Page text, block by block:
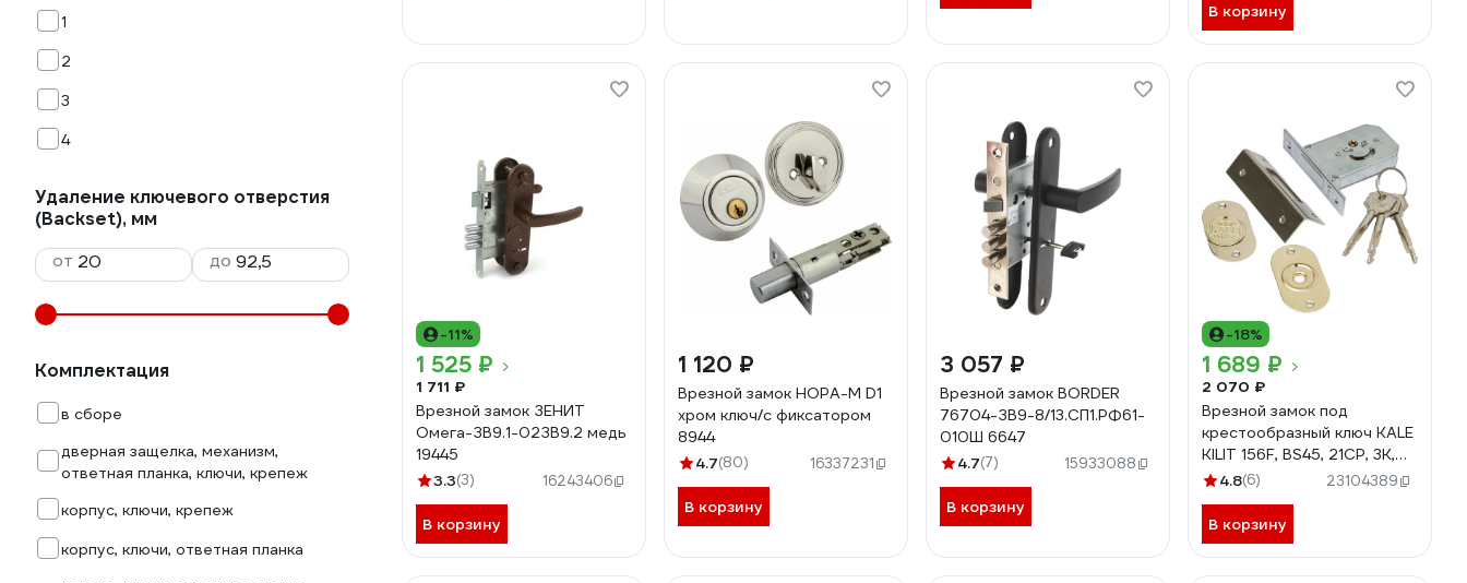
1
2
3
4
Удаление ключевого отверстия
(Backset), мм
от
до
Комплектация
в сборе
дверная защелка, механизм,
ответная планка, ключи, крепеж
корпус, ключи, крепеж
корпус, ключи, ответная планка
В корзину
-11%
1 525 ₽
1 711 ₽
Врезной замок ЗЕНИТ
Омега-ЗВ9.1-02ЗВ9.2 медь
19445
3.3(3) 16243406
В корзину
1 120 ₽
Врезной замок НОРА-М D1
хром ключ/с фиксатором
8944
4.7(80) 16337231
В корзину
3 057 ₽
Врезной замок BORDER
76704-ЗВ9-8/13.СП1.РФ61-
010Ш 6647
4.7(7) 15933088
В корзину
-18%
1 689 ₽
2 070 ₽
Врезной замок под
крестообразный ключ KALE
KILIT 156F, BS45, 21CP, 3K,
SP, Ros, STB 156F0000003
4.8(6) 23104389
В корзину